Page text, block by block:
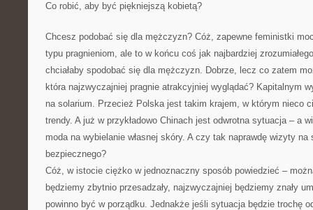
Co robić, aby być piękniejszą kobietą?
Chcesz podobać się dla mężczyzn? Cóż, zapewne feministki
typu pragnieniom, ale to w końcu coś jak najbardziej
chciałaby spodobać się dla mężczyzn. Dobrze, lecz co zatem
która najzwyczajniej pragnie atrakcyjniej wyglądać? Kapitalnym
na solarium. Przecież Polska jest takim krajem, w którym nieco
trendy. A już w przykładowo Chinach jest odwrotna sytuacja – a
moda na wybielanie własnej skóry. A czy tak naprawdę wizyty
bezpiecznego?
Cóż, w istocie ciężko w jednoznaczny sposób powiedzieć –
będziemy zbytnio przesadzały, najzwyczajniej będziemy znały
powinno być w porządku. Jednakże jeśli sytuacja będzie trochę